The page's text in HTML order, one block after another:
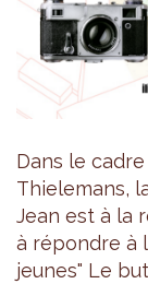
Dans le
Thielemans,
Jean est à la
à répondre à
jeunes" Le